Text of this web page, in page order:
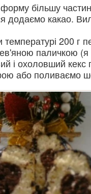
більшу
додаємо какао.
температурі 200 г
паличкою (я
і охоловший кекс
або поливаємо